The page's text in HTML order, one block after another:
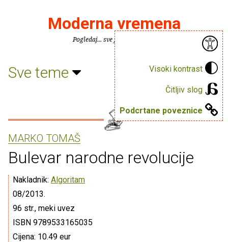
Visoki kontrast
Čitljiv slog
Podcrtane poveznice
Moderna vremena
Pogledaj... sve je puno knjiga.
Sve teme
MARKO TOMAŠ
Bulevar narodne revolucije
Nakladnik: Algoritam
08/2013.
96 str., meki uvez
ISBN 9789533165035
Cijena: 10.49 eur